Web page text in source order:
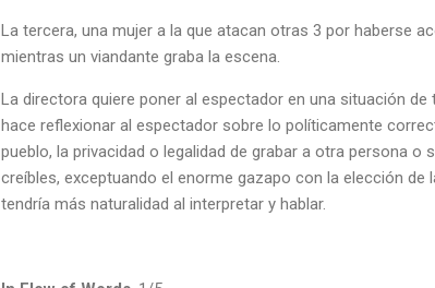
La tercera, una mujer a la que atacan otras 3 por haberse
mientras un viandante graba la escena.
La directora quiere poner al espectador en una situación
hace reflexionar al espectador sobre lo políticamente
pueblo, la privacidad o legalidad de grabar a otra persona
creíbles, exceptuando el enorme gazapo con la elección de
tendría más naturalidad al interpretar y hablar.